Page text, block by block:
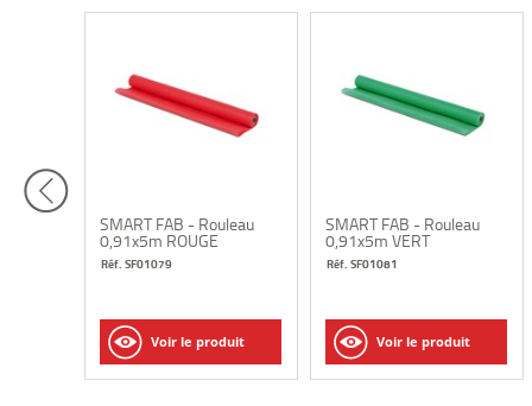
SMART FAB - Rouleau
0,91x5m ROUGE
Réf. SF01079
Voir le produit
SMART FAB - Rouleau
0,91x5m VERT
Réf. SF01081
Voir le produit